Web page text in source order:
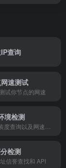
查询
速测试
试你节点的网速
境检测
检测
信誉查找和 API